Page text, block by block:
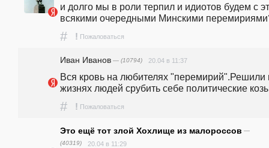
и долго мы в роли терпил и идиотов будем с
всякими очередными Минскими
# ! Пожаловаться
Иван Иванов — (10794) 20.04 в 11:37
Вся кровь на любителях "перемирий".Решили
жизнях людей срубить себе политические
# ! Пожаловаться
Это ещё тот злой Хохлище из малороссов —
(40319)
20.04 в 11:29